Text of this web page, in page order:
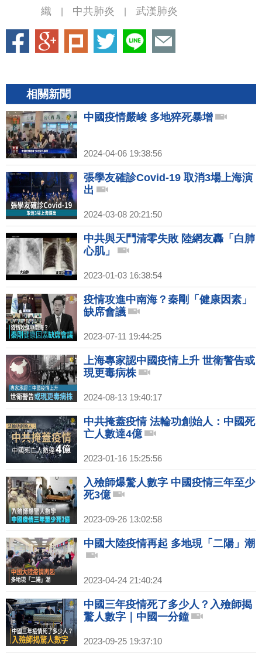
織
中共肺炎 武漢肺炎
相關新聞
中國疫情嚴峻 多地猝死暴增
2024-04-06 19:38:56
張學友確診Covid-19 取消3場上海演
出
2024-03-08 20:21:50
中共與天鬥清零失敗 陸網友轟「白肺
心肌」
2023-01-03 16:38:54
疫情攻進中南海？秦剛「健康因素」
缺席會議
2023-07-11 19:44:25
上海專家認中國疫情上升 世衛警告或
現更毒病株
2024-08-13 19:40:17
中共掩蓋疫情 法輪功創始人：中國死
亡人數達4億
2023-01-16 15:25:56
入殮師爆驚人數字 中國疫情三年至少
死3億
2023-09-26 13:02:58
中國大陸疫情再起 多地現「二陽」潮
2023-04-24 21:40:24
中國三年疫情死了多少人？入殮師揭
驚人數字｜中國一分鐘
2023-09-25 19:37:10